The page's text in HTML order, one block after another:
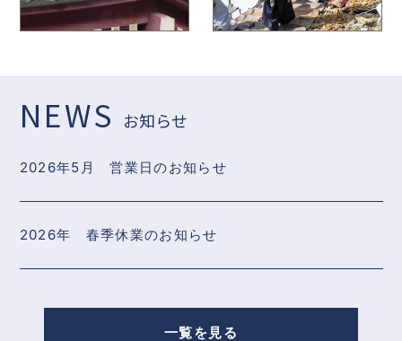
NEWS お知らせ
2026年5月 営業日のお知らせ
2026年 春季休業のお知らせ
一覧を見る